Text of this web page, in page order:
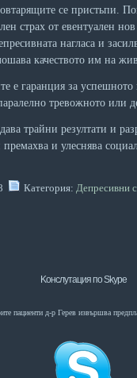
се пристьпи.
страх от евентуален
нагласа и
качеството им на
е гаранция за
тревожното или
трайни резултати и
и улеснява
Категория: Депресивни
Kонслутация по Skype
пациенти д-р Герев извършва